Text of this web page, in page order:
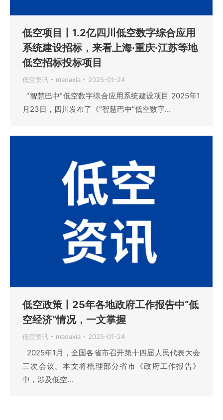
低空项目丨1.2亿四川低空数字综合应用
系统建设招标，来看上海·重庆·江苏等地
低空招标投标项目
低空资讯 madaxia 2025-01-24
“智慧巴中”低空数字综合应用系统建设项目 2025年1
月23日，四川发布了《“智慧巴中”低空数字…
低空政策丨25年各地政府工作报告中“低
空经济”情况，一文掌握
低空资讯 madaxia 2025-01-24
2025年1月，全国各省市召开第十四届人民代表大会
三次会议。本文将梳理部分省市《政府工作报告》
中，涉及低空…